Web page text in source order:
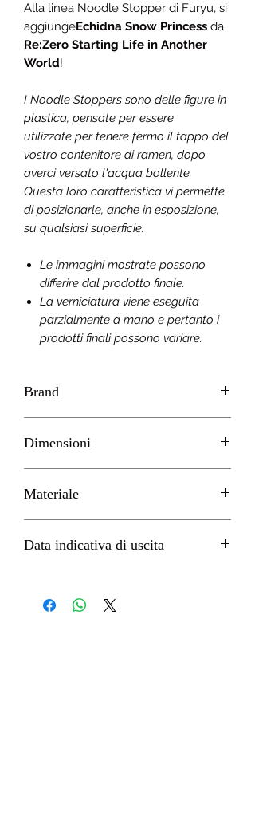
Alla linea Noodle Stopper di Furyu, si
aggiungeEchidna Snow Princess da
Re:Zero Starting Life in Another
World!
I Noodle Stoppers sono delle figure in
plastica, pensate per essere
utilizzate per tenere fermo il tappo del
vostro contenitore di ramen, dopo
averci versato l'acqua bollente.
Questa loro caratteristica vi permette
di posizionarle, anche in esposizione,
su qualsiasi superficie.
Le immagini mostrate possono
differire dal prodotto finale.
La verniciatura viene eseguita
parzialmente a mano e pertanto i
prodotti finali possono variare.
Brand
Dimensioni
Materiale
Data indicativa di uscita